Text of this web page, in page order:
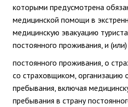
которыми предусмотрена
медицинской помощи в
медицинскую эвакуацию
постоянного проживания, и
постоянного проживания, о
со страховщиком, организацию
пребывания, включая
пребывания в страну